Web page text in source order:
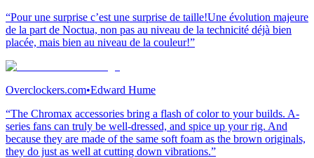
“Pour une surprise c’est une surprise de taille!Une évolution majeure
de la part de Noctua, non pas au niveau de la technicité déjà bien
placée, mais bien au niveau de la couleur!”
Overclockers.com•Edward Hume
“The Chromax accessories bring a flash of color to your builds. A-
series fans can truly be well-dressed, and spice up your rig. And
because they are made of the same soft foam as the brown originals,
they do just as well at cutting down vibrations.”